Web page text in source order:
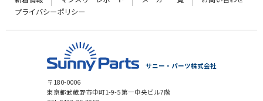
プライバシーポリシー
サニー・パーツ株式会社
〒180-0006
東京都武蔵野市中町1-9-5 第一中央ビル7階